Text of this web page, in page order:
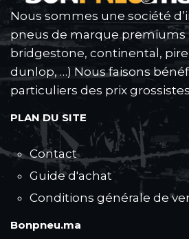
Nous sommes une société
pneus de marque premiums
bridgestone, continental,
dunlop, …) Nous faisons
particuliers des prix
PLAN DU SITE
Contact
Guide d'achat
Conditions générale de
Bonpneu.ma